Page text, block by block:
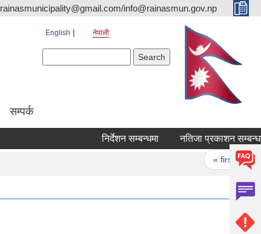
rainasmunicipality@gmail.com/info@rainasmun.gov.np
English नेपाली
सम्पर्क
निर्देशन सम्बन्धमा नतिजा प्रकाशन सम्बन्धमा
« first